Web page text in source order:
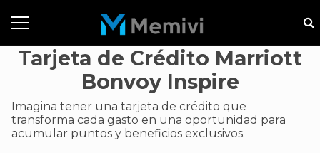
Tarjeta de Crédito Marriott
Bonvoy Inspire
Imagina tener una tarjeta de crédito que
transforma cada gasto en una oportunidad para
acumular puntos y beneficios exclusivos.